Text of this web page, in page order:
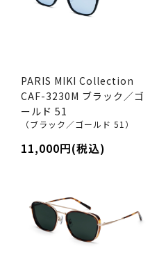
PARIS MIKI Collection
CAF-3230M ブラック／ゴ
ールド 51
（ブラック／ゴールド 51）
11,000円(税込)